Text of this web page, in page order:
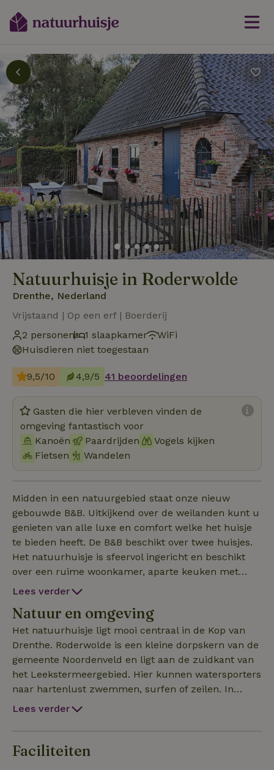
Natuurhuisje in Roderwolde
Drenthe, Nederland
Vrijstaand | Op een erf | Boerderij
2 personen
1 slaapkamer
WiFi
Huisdieren niet toegestaan
9,5/10 4,9/5 41 beoordelingen
Gasten die hier verbleven vinden de
omgeving fantastisch voor
Kanoën
Paardrijden
Vogels kijken
Fietsen
Wandelen
Midden in een natuurgebied staat onze nieuw
gebouwde B&B. Uitkijkend over de weilanden kunt u
genieten van alle luxe en comfort welke het huisje
te bieden heeft. De B&B beschikt over twee huisjes.
Het natuurhuisje is sfeervol ingericht en beschikt
over een ruime woonkamer, aparte keuken met
koel/ vriescombinatie, inductiekookplaat en kleine
toiletruimte, ruime slaapkamer en een Finse sauna.
Knusse tuin op het zuidwesten met vrij uitzicht over
de weilanden en scharrelkippen.
Lees verder
Natuur en omgeving
Het natuurhuisje ligt mooi centraal in de Kop van
Drenthe. Roderwolde is een kleine dorpskern van de
gemeente Noordenveld en ligt aan de zuidkant van
het Leekstermeergebied. Hier kunnen watersporters
naar hartenlust zwemmen, surfen of zeilen. In
vijftien minuten bent u in de bossen van
op een van de terrasjes van de levendige
studentenstad Groningen. Groningen is ook goed
Lees verder
Faciliteiten